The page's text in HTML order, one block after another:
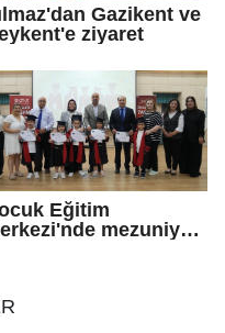
Gazikent ve
ziyaret
Eğitim
mezuniyet